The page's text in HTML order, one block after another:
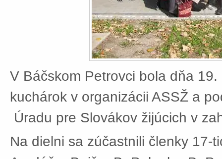
V Báčskom Petrovci bola dňa
kuchárok v organizácii ASSŽ a
Úradu pre Slovákov žijúcich v
Na dielni sa zúčastnili členky 17-